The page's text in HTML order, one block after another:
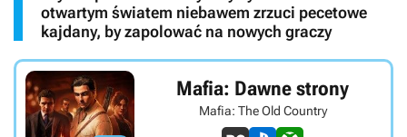
otwartym światem niebawem zrzuci pecetowe
kajdany, by zapolować na nowych graczy
Mafia: Dawne strony
Mafia: The Old Country